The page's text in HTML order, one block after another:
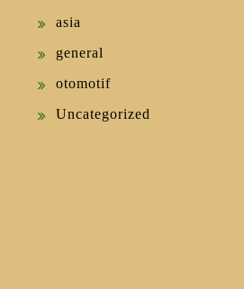
asia
general
otomotif
Uncategorized